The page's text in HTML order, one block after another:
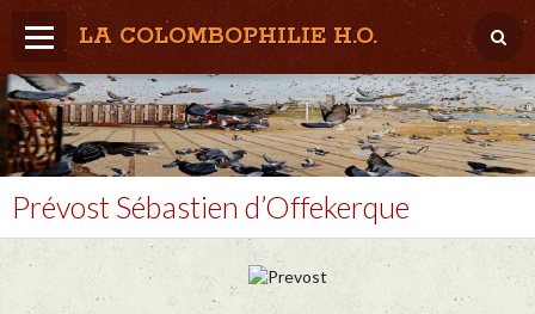
LA COLOMBOPHILIE H.O.
Home
Météo / Het weer
Lâcher / Los
Result. clubs, Provincial, (Inter)National
RFCB / KBDB
Prévost Sébastien d’Offekerque